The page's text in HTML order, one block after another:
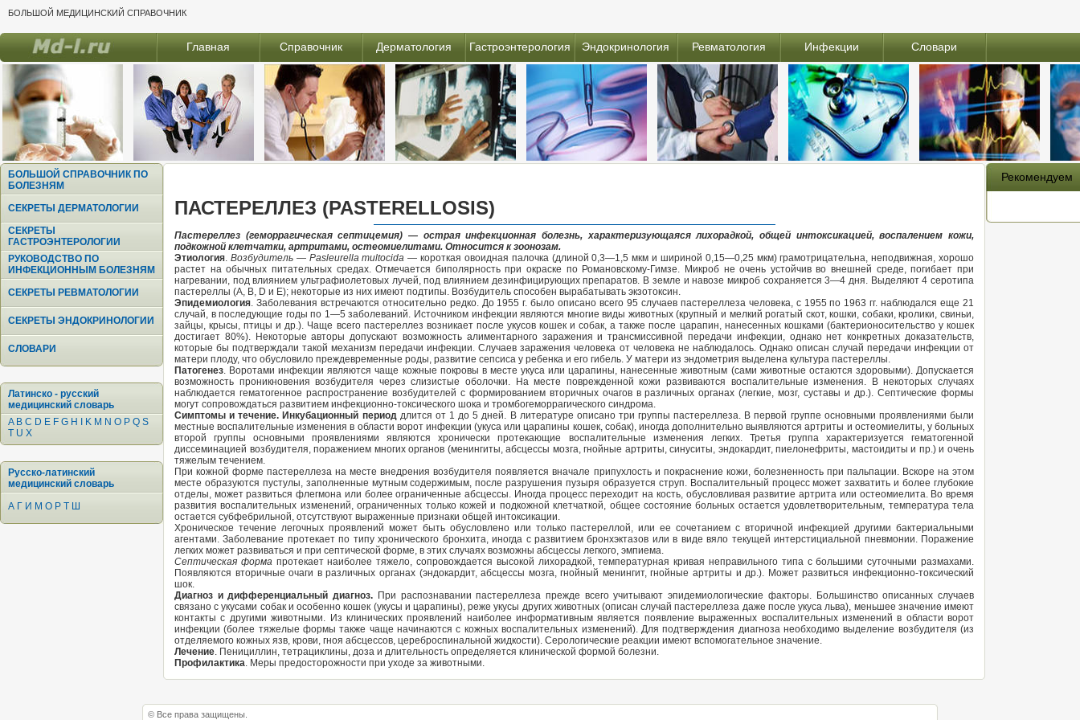
БОЛЬШОЙ МЕДИЦИНСКИЙ СПРАВОЧНИК
Главная Справочник Дерматология Гастроэнтерология Эндокринология Ревматология Инфекции Словари
БОЛЬШОЙ СПРАВОЧНИК ПО
БОЛЕЗНЯМ
СЕКРЕТЫ ДЕРМАТОЛОГИИ
СЕКРЕТЫ
ГАСТРОЭНТЕРОЛОГИИ
РУКОВОДСТВО ПО
ИНФЕКЦИОННЫМ БОЛЕЗНЯМ
СЕКРЕТЫ РЕВМАТОЛОГИИ
СЕКРЕТЫ ЭНДОКРИНОЛОГИИ
СЛОВАРИ
Латинско - русский
медицинский словарь
A B C D E F G H K M N O P Q S
T U X
Русско-латинский
медицинский словарь
А Г И М О Р Т Ш
ПАСТЕРЕЛЛЕЗ (PASTERELLOSIS)
Пастереллез (геморрагическая септицемия) — острая инфекционная болезнь, характеризующаяся лихорадкой, общей интоксикацией, воспалением кожи,
подкожной клетчатки, артритами, остеомиелитами. Относится к зоонозам.
Этиология. Возбудитель— Pasleurella multocida — короткая овоидная палочка (длиной 0,3—1,5 мкм и шириной 0,15—0,25 мкм) грамотрицательна, неподвижная, хорошо
растет на обычных питательных средах. Отмечается биполярность при окраске по Романовскому-Гимзе. Микроб не очень устойчив во внешней среде, погибает при
нагревании, под влиянием ультрафиолетовых лучей, под влиянием дезинфицирующих препаратов. В земле и навозе микроб сохраняется 3—4 дня. Выделяют 4 серотипа
пастереллы (А, В, D и Е); некоторые из них имеют подтипы. Возбудитель способен вырабатывать экзотоксин.
Эпидемиология. Заболевания встречаются относительно редко. До 1955 г. было описано всего 95 случаев пастереллеза человека, с 1955 по 1963 гг. наблюдался еще 21
случай, в последующие годы по 1—5 заболеваний. Источником инфекции являются многие виды животных (крупный и мелкий рогатый скот, кошки, собаки, кролики, свиньи,
зайцы, крысы, птицы и др.). Чаще всего пастереллез возникает после укусов кошек и собак, а также после царапин, нанесенных кошками (бактерионосительство у кошек
достигает 80%). Некоторые авторы допускают возможность алиментарного заражения и трансмиссивной передачи инфекции, однако нет конкретных доказательств,
которые бы подтверждали такой механизм передачи инфекции. Случаев заражения человека от человека не наблюдалось. Однако описан случай передачи инфекции от
матери плоду, что обусловило преждевременные роды, развитие сепсиса у ребенка и его гибель. У матери из эндометрия выделена культура пастереллы.
Патогенез. Воротами инфекции являются чаще кожные покровы в месте укуса или царапины, нанесенные животным (сами животные остаются здоровыми). Допускается
возможность проникновения возбудителя через слизистые оболочки. На месте поврежденной кожи развиваются воспалительные изменения. В некоторых случаях
наблюдается гематогенное распространение возбудителей с формированием вторичных очагов в различных органах (легкие, мозг, суставы и др.). Септические формы
могут сопровождаться развитием инфекционно-токсического шока и тромбогеморрагического синдрома.
Симптомы и течение. Инкубационный период длится от 1 до 5 дней. В литературе описано три группы пастереллеза. В первой группе основными проявлениями были
местные воспалительные изменения в области ворот инфекции (укуса или царапины кошек, собак), иногда дополнительно выявляются артриты и остеомиелиты, у больных
второй группы основными проявлениями являются хронически протекающие воспалительные изменения легких. Третья группа характеризуется гематогенной
диссеминацией возбудителя, поражением многих органов (менингиты, абсцессы мозга, гнойные артриты, синуситы, эндокардит, пиелонефриты, мастоидиты и пр.) и очень
тяжелым течением.
При кожной форме пастереллеза на месте внедрения возбудителя появляется вначале припухлость и покраснение кожи, болезненность при пальпации. Вскоре на этом
месте образуются пустулы, заполненные мутным содержимым, после разрушения пузыря образуется струп. Воспалительный процесс может захватить и более глубокие
отделы, может развиться флегмона или более ограниченные абсцессы. Иногда процесс переходит на кость, обусловливая развитие артрита или остеомиелита. Во время
развития воспалительных изменений, ограниченных только кожей и подкожной клетчаткой, общее состояние больных остается удовлетворительным, температура тела
остается субфебрильной, отсутствуют выраженные признаки общей интоксикации.
Хроническое течение легочных проявлений может быть обусловлено или только пастереллой, или ее сочетанием с вторичной инфекцией другими бактериальными
агентами. Заболевание протекает по типу хронического бронхита, иногда с развитием бронхэктазов или в виде вяло текущей интерстициальной пневмонии. Поражение
легких может развиваться и при септической форме, в этих случаях возможны абсцессы легкого, эмпиема.
Септическая формапротекает наиболее тяжело, сопровождается высокой лихорадкой, температурная кривая неправильного типа с большими суточными размахами.
Появляются вторичные очаги в различных органах (эндокардит, абсцессы мозга, гнойный менингит, гнойные артриты и др.). Может развиться инфекционно-токсический
шок.
Диагноз и дифференциальный диагноз. При распознавании пастереллеза прежде всего учитывают эпидемиологические факторы. Большинство описанных случаев
связано с укусами собак и особенно кошек (укусы и царапины), реже укусы других животных (описан случай пастереллеза даже после укуса льва), меньшее значение имеют
контакты с другими животными. Из клинических проявлений наиболее информативным является появление выраженных воспалительных изменений в области ворот
инфекции (более тяжелые формы также чаще начинаются с кожных воспалительных изменений). Для подтверждения диагноза необходимо выделение возбудителя (из
отделяемого кожных язв, крови, гноя абсцессов, цереброспинальной жидкости). Серологические реакции имеют вспомогательное значение.
Лечение. Пенициллин, тетрациклины, доза и длительность определяется клинической формой болезни.
Профилактика. Меры предосторожности при уходе за животными.
Рекомендуем
© Все права защищены.